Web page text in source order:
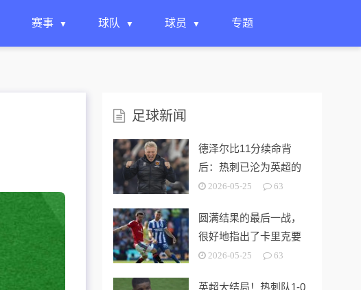
赛事 球队 球员 专题
足球新闻
德泽尔比11分续命背
后：热刺已沦为英超的
“系统性风险样本”！
2026-05-25 63
圆满结果的最后一战，
很好地指出了卡里克要
解决的终极问题
2026-05-25 63
英超大结局！热刺队1-0